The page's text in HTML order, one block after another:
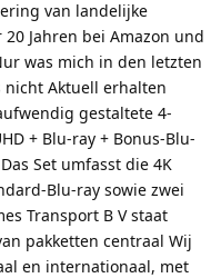
van landelijke
Jahren bei Amazon und
was mich in den letzten
nicht Aktuell erhalten
gestaltete 4-
+ Blu-ray + Bonus-Blu-
Set umfasst die 4K
Blu-ray sowie zwei
Transport B V staat
pakketten centraal Wij
en internationaal, met